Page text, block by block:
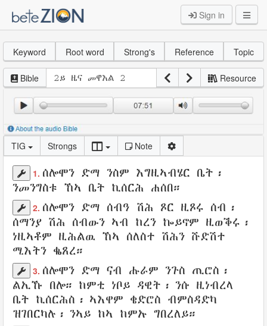
Sign in
Keyword Root word Strong's Reference Topic
Bible Resource
TIG Strongs Note
1. ሰሎሞን ድማ ንስም እግዚኣብሄር ቤት ፡
ንመንግስቱ ኸኣ ቤት ኪሰርሕ ሐሰበ።
2. ሰሎሞን ድማ ሰብዓ ሽሕ ጾር ዚጾሩ ሰብ፡
ሰማንያ ሽሕ ሰብውን ኣብ ከረን ኰይኖም ዚወቕሩ ፡
ነዚኣቶም ዚሕልዉ ኸኣ ሰለስተ ሽሕን ሹድሽተ
ሚእትን ቈጸረ።
3. ሰሎሞን ድማ ናብ ሑራም ንጉስ ጢሮስ ፡
ልኢኹ
በሎ። ከምቲ ነቦይ ዳዊት ፡ ንሱ ዚነብረላ
ቤት ኪሰርሕስ ፡ ኣእዋም ቄድሮስ ብምስዳድካ
ዝገበርካሉ ፡ ንኣይ ከኣ ከምኡ ግበረለይ።